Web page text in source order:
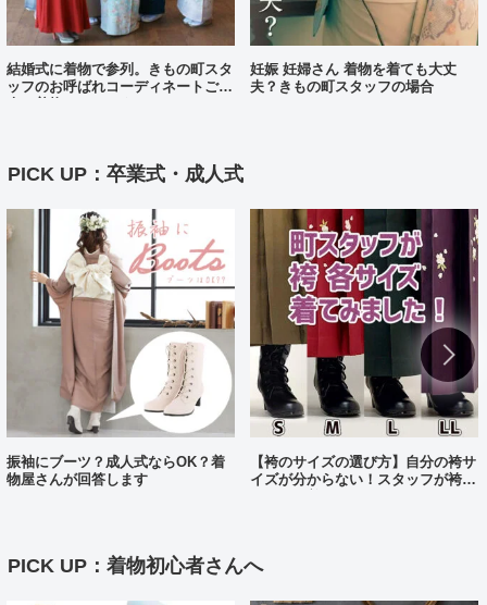
結婚式に着物で参列。きもの町スタ
ッフのお呼ばれコーディネートご紹
妊娠 妊婦さん 着物を着ても大丈
夫？きもの町スタッフの場合
PICK UP：卒業式・成人式
振袖にブーツ？成人式ならOK？着
物屋さんが回答します
【袴のサイズの選び方】自分の袴サ
イズが分からない！スタッフが袴、
PICK UP：着物初心者さんへ